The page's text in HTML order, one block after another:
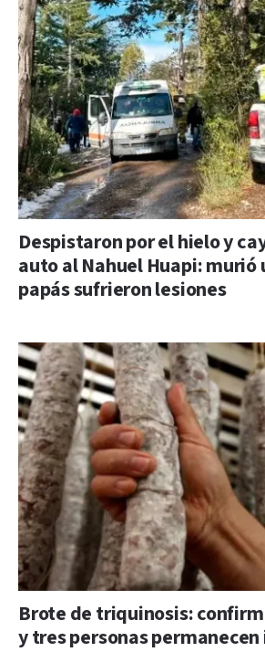
Despistaron por el hielo y
auto al Nahuel Huapi: murió
papás sufrieron lesiones
Brote de triquinosis:
y tres personas